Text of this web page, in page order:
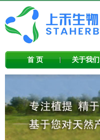
首 页 关于我们